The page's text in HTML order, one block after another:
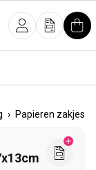
InloggenOfferte
› Papieren zakjes